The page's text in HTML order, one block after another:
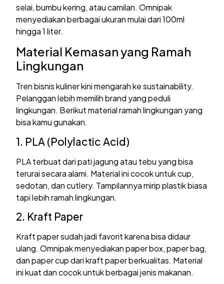
selai, bumbu kering, atau camilan. Omnipak
menyediakan berbagai ukuran mulai dari 100ml
hingga 1 liter.
Material Kemasan yang Ramah
Lingkungan
Tren bisnis kuliner kini mengarah ke sustainability.
Pelanggan lebih memilih brand yang peduli
lingkungan. Berikut material ramah lingkungan yang
bisa kamu gunakan.
1. PLA (Polylactic Acid)
PLA terbuat dari pati jagung atau tebu yang bisa
terurai secara alami. Material ini cocok untuk cup,
sedotan, dan cutlery. Tampilannya mirip plastik biasa
tapi lebih ramah lingkungan.
2. Kraft Paper
Kraft paper sudah jadi favorit karena bisa didaur
ulang. Omnipak menyediakan paper box, paper bag,
dan paper cup dari kraft paper berkualitas. Material
ini kuat dan cocok untuk berbagai jenis makanan.